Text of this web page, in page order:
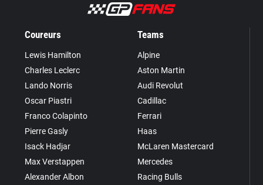
Coureurs
Lewis Hamilton
Charles Leclerc
Lando Norris
Oscar Piastri
Franco Colapinto
Pierre Gasly
Isack Hadjar
Max Verstappen
Alexander Albon
Teams
Alpine
Aston Martin
Audi Revolut
Cadillac
Ferrari
Haas
McLaren Mastercard
Mercedes
Racing Bulls